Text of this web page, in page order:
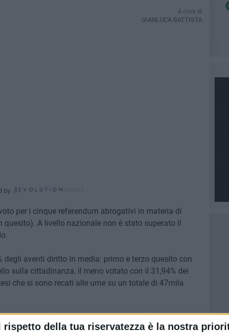
rispetto della tua riservatezza è la nostra
A cura di
GIANLUCA BATTISTA
by
per i cinque referendum abrogativi in materia di
A livello nazionale non è stato superato il
aventi diritto in media: primo e terzo quesito con
sulla cittadinanza, il meno votato con il 31,94% dei
che si sono recati alle urne su un totale di 47mila
punto più in alto sia di quello regionale (media del